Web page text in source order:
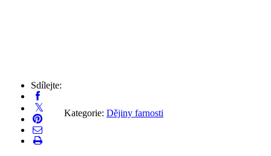
Sdílejte:
Kategorie: Dějiny farnosti